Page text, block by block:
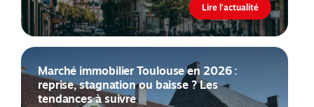
Lire l'actualité
Marché immobilier Toulouse en 2026 :
reprise, stagnation ou baisse ? Les
tendances à suivre